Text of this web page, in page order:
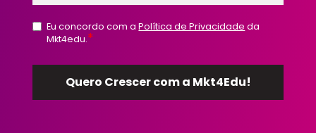
Eu concordo com aPolítica de Privacidade da
Mkt4edu.*